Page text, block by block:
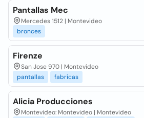
Pantallas Mec
Mercedes 1512 | Montevideo
bronces
Firenze
San Jose 970 | Montevideo
pantallas
fabricas
Alicia Producciones
Montevideo: Montevideo | Montevideo